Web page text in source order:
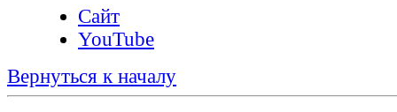
Сайт
YouTube
Вернуться к началу